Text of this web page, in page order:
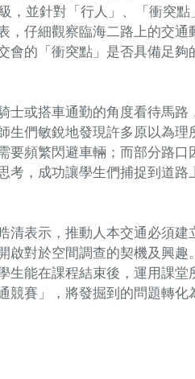
，並針對「行人」、「衝突點
，仔細觀察臨海二路上的交
會的「衝突點」是否具備足
士或搭車通勤的角度看待馬
生們敏銳地發現許多原以為
要頻繁閃避車輛；而部分路
考，成功讓學生們捕捉到道
表示，推動人本交通必須建
啟對於空間調查的契機及興
生能在課程結束後，運用課
競賽」，將發掘到的問題轉